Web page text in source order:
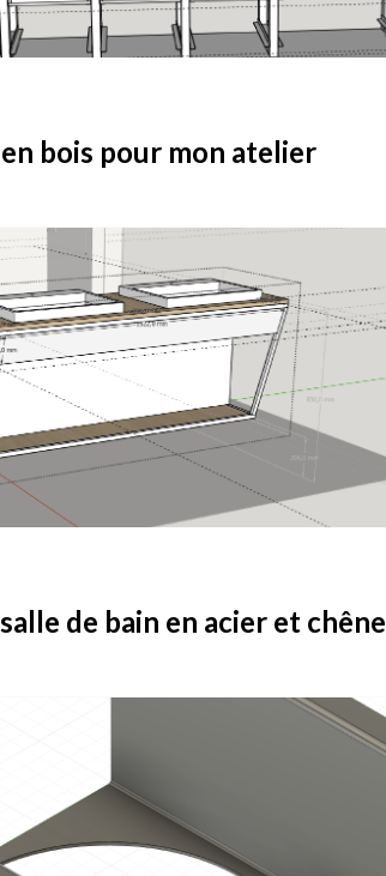
bois pour mon atelier
de bain en acier et chêne